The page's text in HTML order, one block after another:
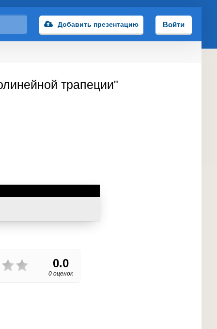
Добавить презентацию Войти
трапеции"
0.0
0 оценок